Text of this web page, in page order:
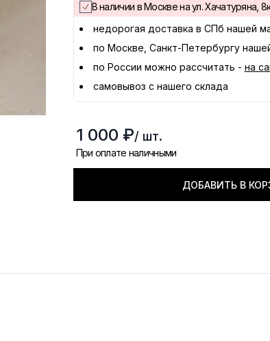
В наличии в Москве на ул. Хачатуряна,
недорогая доставка в СПб нашей
по Москве, Санкт-Петербургу
по России можно рассчитать - на
самовывоз с нашего склада
1 000 ₽/ шт.
При оплате наличными
ДОБАВИТЬ В